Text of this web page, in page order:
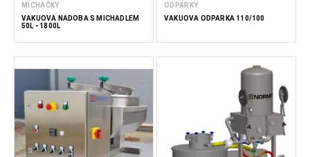
MÍCHAČKY
VAKUOVÁ NÁDOBA S MÍCHADLEM
50L - 1800L
ODPARKY
VAKUOVÁ ODPARKA 110/100